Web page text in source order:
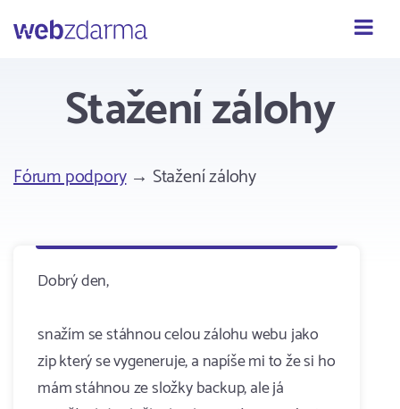
Webzdarma
Stažení zálohy
Fórum podpory→ Stažení zálohy
Dobrý den,
snažím se stáhnou celou zálohu webu jako
zip který se vygeneruje, a napíše mi to že si ho
mám stáhnou ze složky backup, ale já